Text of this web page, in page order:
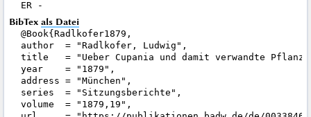
BibTex als Datei
@Book{Radlkofer1879,
author  = "Radlkofer, Ludwig",
title   = "Ueber Cupania und damit verwandte
year    = "1879",
address = "München",
series  = "Sitzungsberichte",
volume  = "1879,19",